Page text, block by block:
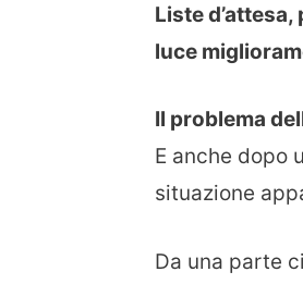
Liste
luce
Il problema
E anche dopo
situazione
Da una parte